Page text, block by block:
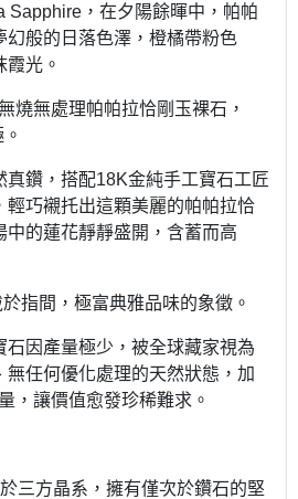
Sapphire，在夕陽餘暉中，帕帕
幻般的日落色澤，橙橘帶粉色
光。
燒無處理帕帕拉恰剛玉裸石，
真鑽，搭配18K金純手工寶石工匠
輕巧襯托出這顆美麗的帕帕拉恰
中的蓮花靜靜盛開，含蓄而高
指間，極富典雅品味的象徵。
石因產量極少，被全球藏家視為
無任何優化處理的天然狀態，加
，讓價值愈發珍稀難求。
三方晶系，擁有僅次於鑽石的堅